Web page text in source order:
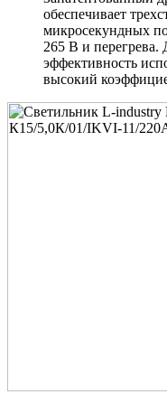
обеспечивает
микросекундных
265 В и перегрева.
эффективность
высокий